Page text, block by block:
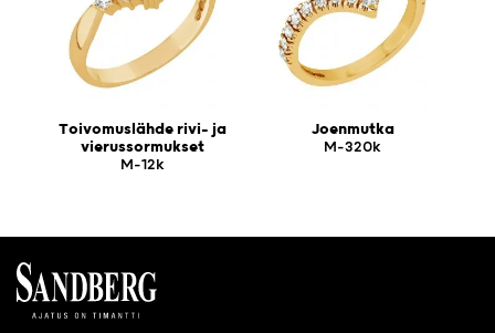
Toivomuslähde rivi- ja
vierussormukset
M-12k
Joenmutka
M-320k